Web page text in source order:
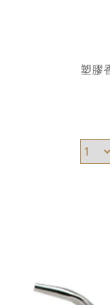
塑膠